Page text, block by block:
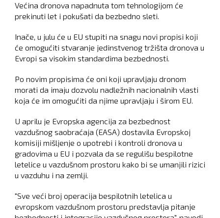
Većina dronova napadnuta tom tehnologijom će
prekinuti let i pokušati da bezbedno sleti.
Inače, u julu će u EU stupiti na snagu novi propisi koji
će omogućiti stvaranje jedinstvenog tržišta dronova u
Evropi sa visokim standardima bezbednosti.
Po novim propisima će oni koji upravljaju dronom
morati da imaju dozvolu nadležnih nacionalnih vlasti
koja će im omogućiti da njime upravljaju i širom EU.
U aprilu je Evropska agencija za bezbednost
vazdušnog saobraćaja (EASA) dostavila Evropskoj
komisiji mišljenje o upotrebi i kontroli dronova u
gradovima u EU i pozvala da se regulišu bespilotne
letelice u vazdušnom prostoru kako bi se umanjili rizici
u vazduhu i na zemlji.
"Sve veći broj operacija bespilotnih letelica u
evropskom vazdušnom prostoru predstavlja pitanje